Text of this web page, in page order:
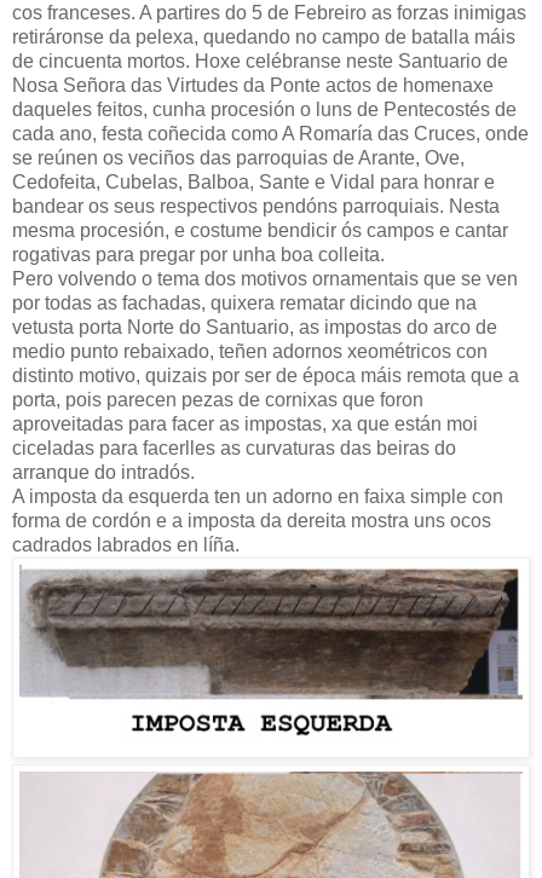
cos franceses. A partires do 5 de Febreiro as forzas inimigas
retiráronse da pelexa, quedando no campo de batalla máis
de cincuenta mortos. Hoxe celébranse neste Santuario de
Nosa Señora das Virtudes da Ponte actos de homenaxe
daqueles feitos, cunha procesión o luns de Pentecostés de
cada ano, festa coñecida como A Romaría das Cruces, onde
se reúnen os veciños das parroquias de Arante, Ove,
Cedofeita, Cubelas, Balboa, Sante e Vidal para honrar e
bandear os seus respectivos pendóns parroquiais. Nesta
mesma procesión, e costume bendicir ós campos e cantar
rogativas para pregar por unha boa colleita.
Pero volvendo o tema dos motivos ornamentais que se ven
por todas as fachadas, quixera rematar dicindo que na
vetusta porta Norte do Santuario, as impostas do arco de
medio punto rebaixado, teñen adornos xeométricos con
distinto motivo, quizais por ser de época máis remota que a
porta, pois parecen pezas de cornixas que foron
aproveitadas para facer as impostas, xa que están moi
ciceladas para facerlles as curvaturas das beiras do
arranque do intradós.
A imposta da esquerda ten un adorno en faixa simple con
forma de cordón e a imposta da dereita mostra uns ocos
cadrados labrados en líña.